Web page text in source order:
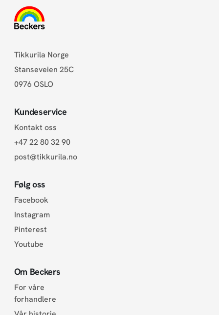
Tikkurila Norge
Stanseveien 25C
0976 OSLO
Kundeservice
Kontakt oss
+47 22 80 32 90
post@tikkurila.no
Følg oss
Facebook
Instagram
Pinterest
Youtube
Om Beckers
For våre
forhandlere